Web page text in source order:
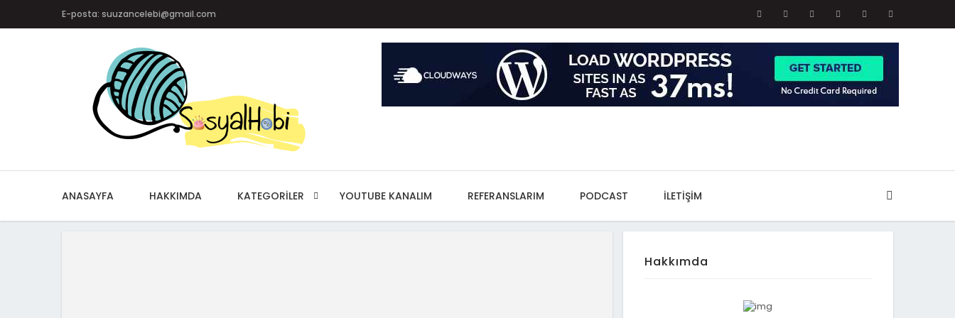
E-posta: suuzancelebi@gmail.com
ANASAYFA HAKKIMDA KATEGORILER YOUTUBE KANALIM REFERANSLARIM PODCAST İLETIŞIM
Hakkımda